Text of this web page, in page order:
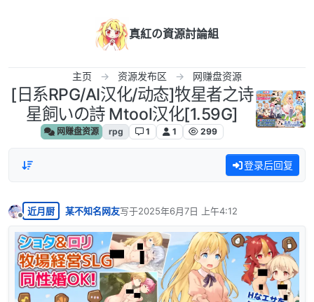
真紅の資源討論組
主页 资源发布区 网赚盘资源
[日系RPG/AI汉化/动态]牧星者之诗
星飼いの詩 Mtool汉化[1.59G]
网赚盘资源 rpg 1 1 299
登录后回复
离线
近月厨 某不知名网友写于2025年6月7日 上午4:12
最后由 编辑